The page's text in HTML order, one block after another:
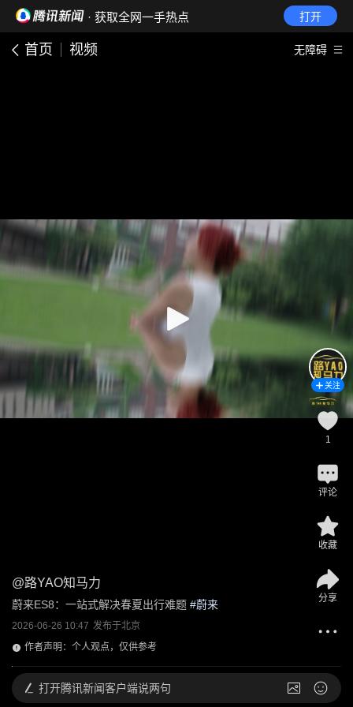
· 获取全网一手热点 打开
首页 视频 无障碍
@路YAO知马力
蔚来ES8：一站式解决春夏出行难题 #蔚来
2026-06-26 10:47 发布于北京
作者声明：个人观点，仅供参考
关注
1
评论
收藏
分享
打开腾讯新闻客户端说两句